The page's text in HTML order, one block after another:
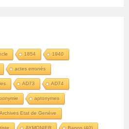
1854 1940
actes erronés
AD73 AD74
aptonymes
Archives Etat de Genève
AYMONIER Banos (40)